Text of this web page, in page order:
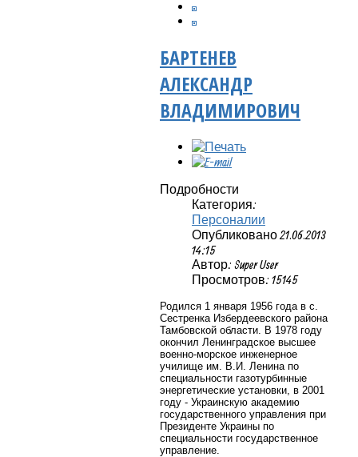
БАРТЕНЕВ
АЛЕКСАНДР
ВЛАДИМИРОВИЧ
Подробности
Категория:
Персоналии
Опубликовано 21.06.2013
14:15
Автор: Super User
Просмотров: 15145
Родился 1 января 1956 года в с.
Сестренка Избердеевского района
Тамбовской области. В 1978 году
окончил Ленинградское высшее
военно-морское инженерное
училище им. В.И. Ленина по
специальности газотурбинные
энергетические установки, в 2001
году - Украинскую академию
государственного управления при
Президенте Украины по
специальности государственное
управление.